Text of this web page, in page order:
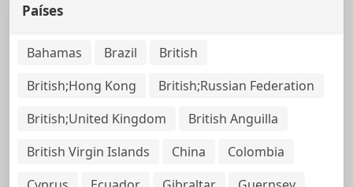
Países
Bahamas Brazil
British
British;Hong Kong
British;Russian Federation
British;United Kingdom
British Anguilla
British Virgin Islands
China
Colombia